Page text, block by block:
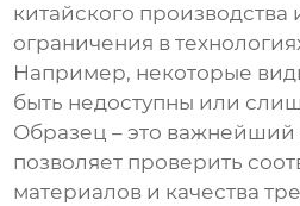
китайского
ограничения в
Например, некоторые
быть недоступны или
Образец – это важнейший
позволяет проверить
материалов и качества